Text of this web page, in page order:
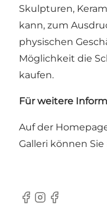
Skulpturen,
kann, zum
physischen
Möglichkeit die
kaufen.
Für weitere
Auf der
Galleri können
Facebook
Instagram
Facebook